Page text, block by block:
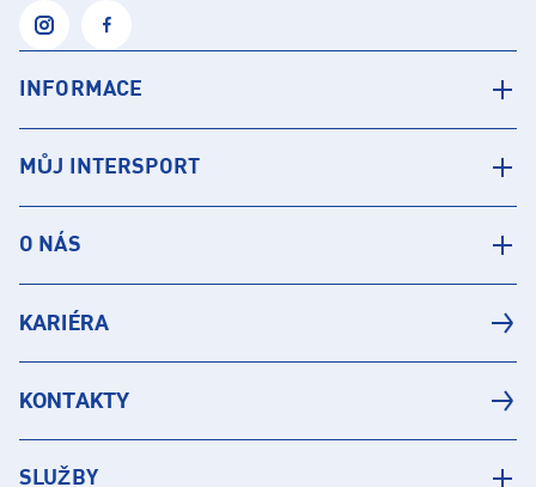
INFORMACE
MŮJ INTERSPORT
O NÁS
KARIÉRA
KONTAKTY
SLUŽBY